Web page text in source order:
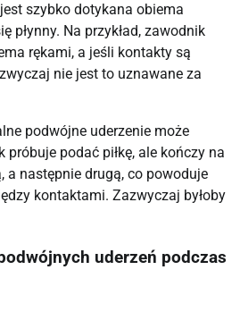
szybko dotykana obiema
płynny. Na przykład, zawodnik
rękami, a jeśli kontakty są
nie jest to uznawane za
podwójne uderzenie może
podać piłkę, ale kończy na
a następnie drugą, co powoduje
kontaktami. Zazwyczaj byłoby
uderzeń podczas